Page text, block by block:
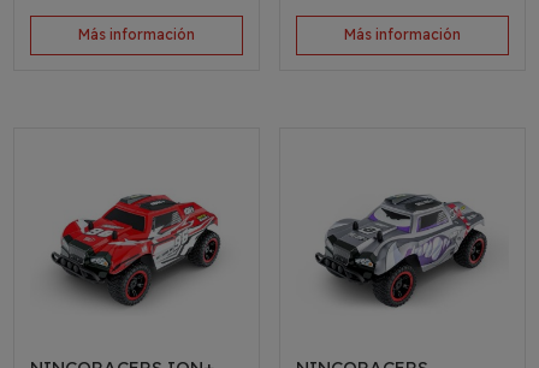
Más información Más información